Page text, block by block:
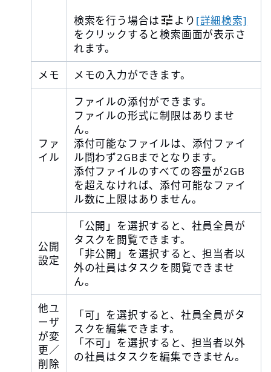
検索を行う場合は より [詳細検索]
をクリックすると検索画面が表示さ
れます。
メモ
メモの入力ができます。
ファ
イル
ファイルの添付ができます。
ファイルの形式に制限はありませ
ん。
添付可能なファイルは、添付ファイ
ル問わず2GBまでとなります。
添付ファイルのすべての容量が2GB
を超えなければ、添付可能なファイ
ル数に上限はありません。
公開
設定
「公開」を選択すると、社員全員が
タスクを閲覧できます。
「非公開」を選択すると、担当者以
外の社員はタスクを閲覧できませ
ん。
他ユ
ーザ
が変
更／
削除
「可」を選択すると、社員全員がタ
スクを編集できます。
「不可」を選択すると、担当者以外
の社員はタスクを編集できません。